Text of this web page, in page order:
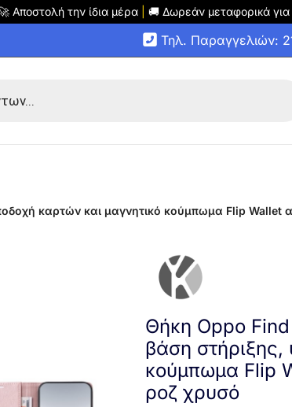
Αποστολή την ίδια μέρα 🚚 Δωρεάν μεταφορικά
Τηλ. Παραγγελιών:
καρτών και μαγνητικό κούμπωμα Flip Wallet
Θήκη Oppo
βάση στήριξης,
κούμπωμα Flip
ροζ χρυσό